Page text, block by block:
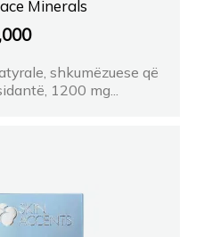
Minerals
shkumëzuese që
1200 mg...